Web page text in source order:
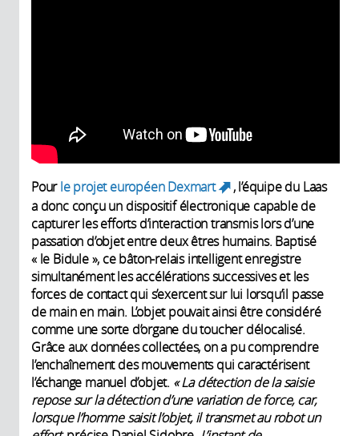
Pourle projet européen Dexmart
(link is
external)
, l’équipe du Laas
a donc conçu un dispositif électronique capable de
capturer les efforts d’interaction transmis lors d’une
passation d’objet entre deux êtres humains. Baptisé
« le Bidule », ce bâton-relais intelligent enregistre
simultanément les accélérations successives et les
forces de contact qui s’exercent sur lui lorsqu’il passe
de main en main. L’objet pouvait ainsi être considéré
comme une sorte d’organe du toucher délocalisé.
Grâce aux données collectées, on a pu comprendre
l’enchaînement des mouvements qui caractérisent
l’échange manuel d’objet. « La détection de la saisie
repose sur la détection d’une variation de force, car,
lorsque l’homme saisit l’objet, il transmet au robot un